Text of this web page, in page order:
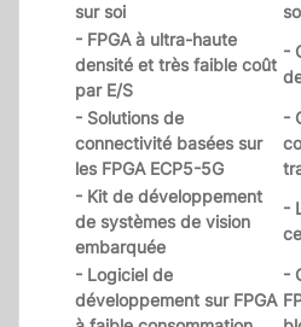
sur soi
- FPGA à ultra-haute
densité et très faible coût
par E/S
-
- Solutions de
connectivité basées sur
les FPGA ECP5-5G
-
- Kit de développement
de systèmes de vision
embarquée
-
- Logiciel de
développement sur FPGA
-